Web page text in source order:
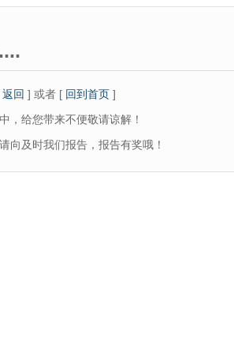
返回 ] 或者 [ 回到首页 ]
，给您带来不便敬请谅解！
向及时我们报告，报告有奖哦！